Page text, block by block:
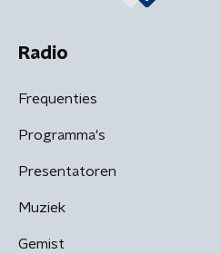
Radio
Frequenties
Programma's
Presentatoren
Muziek
Gemist